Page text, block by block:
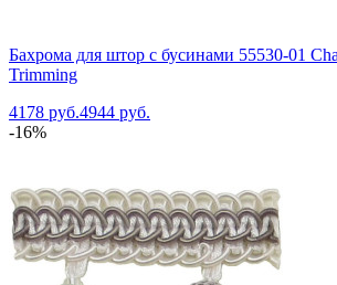
Бахрома для штор с бусинами 55530-01
Trimming
4178 руб.4944 руб.
-16%